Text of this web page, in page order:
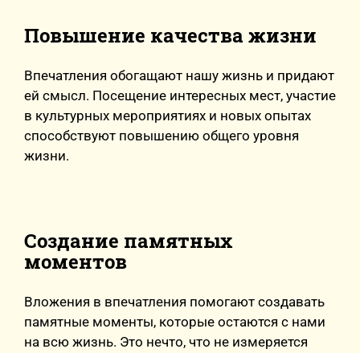
Повышение качества жизни
Впечатления обогащают нашу жизнь и придают
ей смысл. Посещение интересных мест, участие
в культурных мероприятиях и новых опытах
способствуют повышению общего уровня
жизни.
Создание памятных
моментов
Вложения в впечатления помогают создавать
памятные моменты, которые остаются с нами
на всю жизнь. Это нечто, что не измеряется